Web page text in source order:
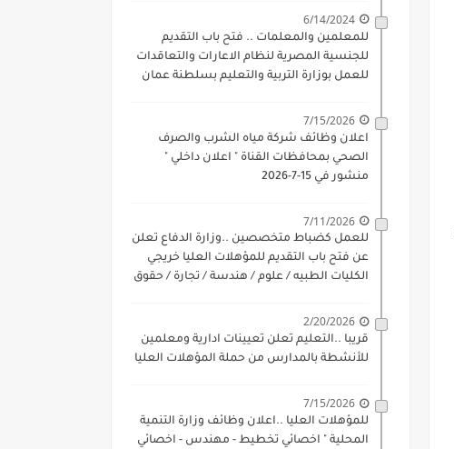
6/14/2024
للمعلمين والمعلمات .. فتح باب التقديم
للجنسية المصرية لنظام الاعارات والتعاقدات
للعمل بوزارة التربية والتعليم بسلطنة عمان
7/15/2026
اعلان وظائف شركة مياه الشرب والصرف
الصحي بمحافظات القناة " اعلان داخلي "
منشور في 15-7-2026
7/11/2026
للعمل كضباط متخصصين ..وزارة الدفاع تعلن
عن فتح باب التقديم للمؤهلات العليا خريجي
الكليات الطبيه / علوم / هندسة / تجارة / حقوق
2/20/2026
قريبا ..التعليم تعلن تعيينات ادارية ومعلمين
للأنشطة بالمدارس من حملة المؤهلات العليا
7/15/2026
للمؤهلات العليا ..اعلان وظائف وزارة التنمية
المحلية " اخصائي تخطيط - مهندس - اخصائي